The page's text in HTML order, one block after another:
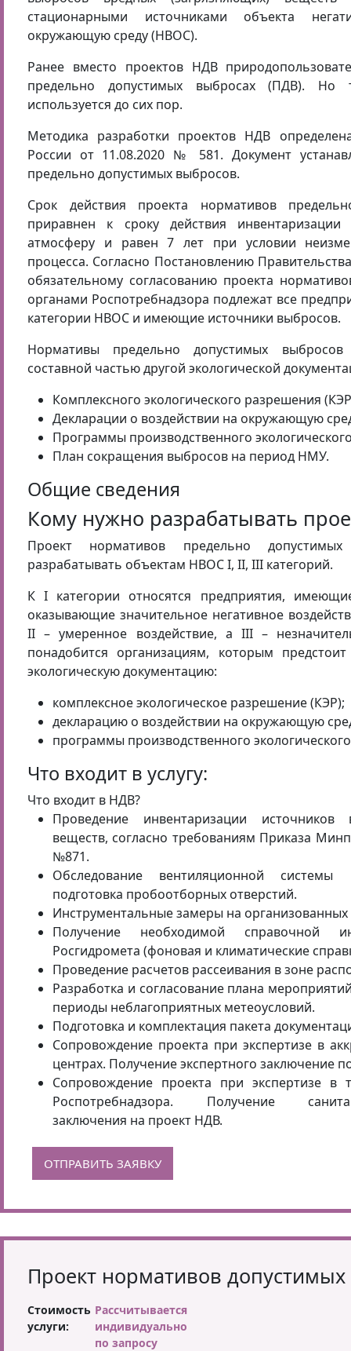
стационарными источниками объекта
окружающую среду (НВОС).
Ранее вместо проектов НДВ
предельно допустимых выбросах (ПДВ).
используется до сих пор.
Методика разработки проектов НДВ
России от 11.08.2020 № 581. Документ
предельно допустимых выбросов.
Срок действия проекта нормативов
приравнен к сроку действия
атмосферу и равен 7 лет при условии
процесса. Согласно Постановлению
обязательному согласованию проекта
органами Роспотребнадзора подлежат все
категории НВОС и имеющие источники выбросов.
Нормативы предельно допустимых
составной частью другой экологической
Комплексного экологического разрешения
Декларации о воздействии на окружающую
Программы производственного
План сокращения выбросов на период НМУ.
Общие сведения
Кому нужно разрабатывать
Проект нормативов предельно
разрабатывать объектам НВОС I, II, III категорий.
К I категории относятся предприятия,
оказывающие значительное негативное
II – умеренное воздействие, а III –
понадобится организациям, которым
экологическую документацию:
комплексное экологическое разрешение (КЭР);
декларацию о воздействии на окружающую
программы производственного
Что входит в услугу:
Что входит в НДВ?
Проведение инвентаризации источников
веществ, согласно требованиям Приказа
№871.
Обследование вентиляционной
подготовка пробоотборных отверстий.
Инструментальные замеры на
Получение необходимой справочной
Росгидромета (фоновая и климатические
Проведение расчетов рассеивания в зоне
Разработка и согласование плана
периоды неблагоприятных метеоусловий.
Подготовка и комплектация пакета
Сопровождение проекта при экспертизе в
центрах. Получение экспертного заключение
Сопровождение проекта при экспертизе в
Роспотребнадзора. Получение
заключения на проект НДВ.
ОТПРАВИТЬ ЗАЯВКУ
Проект нормативов
Стоимость
услуги:
Рассчитывается
индивидуально
по запросу